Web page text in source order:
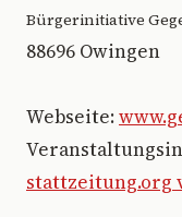
Bürgerinitiative
88696 Owingen
Webseite:
stattzeitung.org